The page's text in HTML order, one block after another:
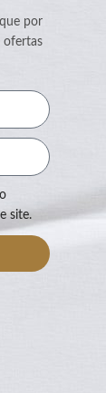
por
ofertas
site.